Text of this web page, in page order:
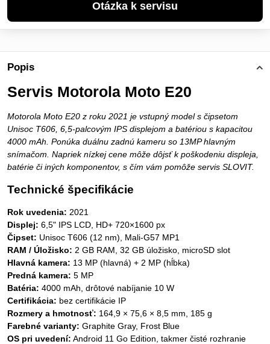
Popis
Servis Motorola Moto E20
Motorola Moto E20 z roku 2021 je vstupný model s čipsetom
Unisoc T606, 6,5-palcovým IPS displejom a batériou s kapacitou
4000 mAh. Ponúka duálnu zadnú kameru so 13MP hlavným
snímačom. Napriek nízkej cene môže dôjsť k poškodeniu displeja,
batérie či iných komponentov, s čím vám pomôže servis SLOVIT.
Technické špecifikácie
Rok uvedenia: 2021
Displej: 6,5" IPS LCD, HD+ 720×1600 px
Čipset: Unisoc T606 (12 nm), Mali-G57 MP1
RAM / Úložisko: 2 GB RAM, 32 GB úložisko, microSD slot
Hlavná kamera: 13 MP (hlavná) + 2 MP (hĺbka)
Predná kamera: 5 MP
Batéria: 4000 mAh, drôtové nabíjanie 10 W
Certifikácia: bez certifikácie IP
Rozmery a hmotnosť: 164,9 × 75,6 × 8,5 mm, 185 g
Farebné varianty: Graphite Gray, Frost Blue
OS pri uvedení: Android 11 Go Edition, takmer čisté rozhranie